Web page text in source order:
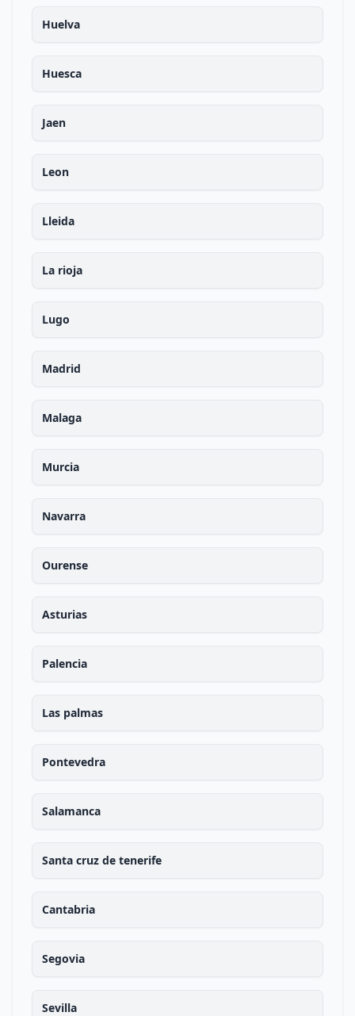
Huelva
Huesca
Jaen
Leon
Lleida
La rioja
Lugo
Madrid
Malaga
Murcia
Navarra
Ourense
Asturias
Palencia
Las palmas
Pontevedra
Salamanca
Santa cruz de tenerife
Cantabria
Segovia
Sevilla